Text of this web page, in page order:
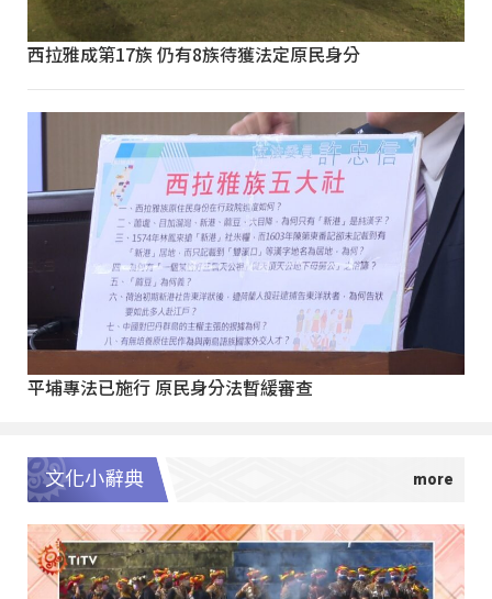
西拉雅成第17族 仍有8族待獲法定原民身分
平埔專法已施行 原民身分法暫緩審查
文化小辭典